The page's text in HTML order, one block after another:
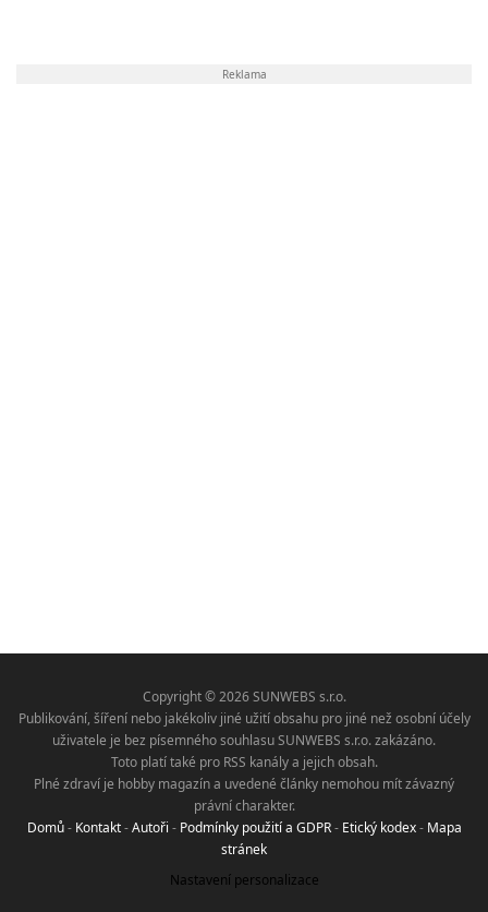
Reklama
Copyright © 2026 SUNWEBS s.r.o.
Publikování, šíření nebo jakékoliv jiné užití obsahu pro jiné než osobní účely
uživatele je bez písemného souhlasu SUNWEBS s.r.o. zakázáno.
Toto platí také pro RSS kanály a jejich obsah.
Plné zdraví je hobby magazín a uvedené články nemohou mít závazný
právní charakter.
Domů- Kontakt-Autoři - Podmínky použití a GDPR- Etický kodex- Mapa
stránek
Nastavení personalizace